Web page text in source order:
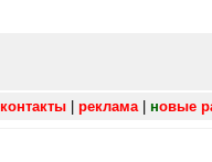
контакты реклама| новые